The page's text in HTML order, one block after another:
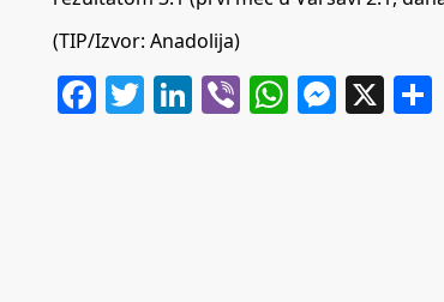
(TIP/Izvor: Anadolija)
Facebook
Twitter
LinkedIn
Viber X